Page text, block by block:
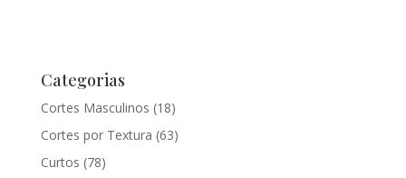
Categorias
Cortes Masculinos (18)
Cortes por Textura (63)
Curtos (78)